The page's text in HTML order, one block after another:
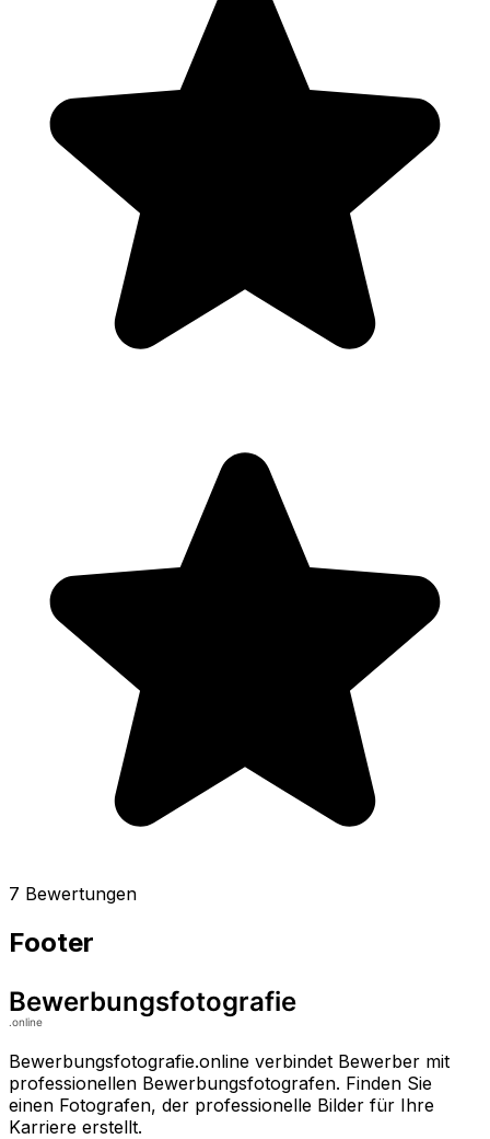
7 Bewertungen
Footer
Bewerbungsfotografie.online verbindet Bewerber mit
professionellen Bewerbungsfotografen. Finden Sie
einen Fotografen, der professionelle Bilder für Ihre
Karriere erstellt.